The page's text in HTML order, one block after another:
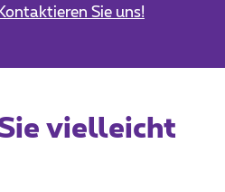
Sie uns!
vielleicht